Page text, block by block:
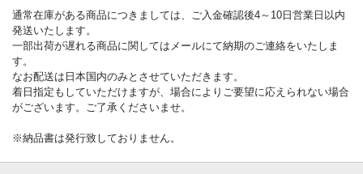
通常在庫がある商品につきましては、ご入金確認後4～10日営業日以内
発送いたします。
一部出荷が遅れる商品に関してはメールにて納期のご連絡をいたしま
す。
なお配送は日本国内のみとさせていただきます。
着日指定もしていただけますが、場合によりご要望に応えられない場合
がございます。ご了承くださいませ。
※納品書は発行致しておりません。